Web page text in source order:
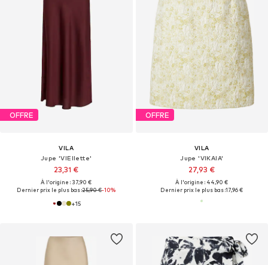
OFFRE
VILA
Jupe 'VIEllette'
23,31 €
À l'origine : 37,90 €
Dernier prix le plus bas :25,90 €-10%
+15
OFFRE
VILA
Jupe 'VIKAIA'
27,93 €
À l'origine : 44,90 €
Dernier prix le plus bas :17,96 €